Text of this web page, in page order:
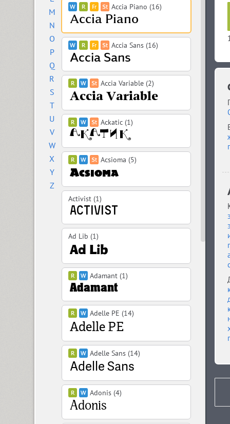
M
N
O
P
Q
R
S
T
U
V
W
X
Y
Z
Accia Piano (16)
Accia Sans (16)
Accia Variable (2)
Ackatic (1)
Acsioma (5)
Activist (1)
Ad Lib (1)
Adamant (1)
Adelle PE (14)
Adelle Sans (14)
Adonis (4)